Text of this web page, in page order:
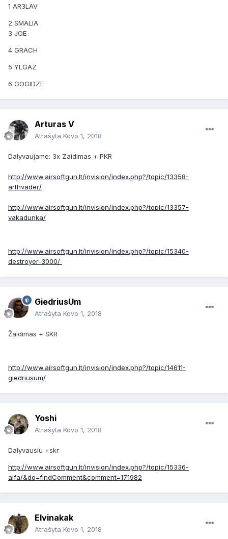
1 AR3LAV
2 SMALIA
3 JOE
4 GRACH
5 YLGAZ
6 GOGIDZE
Arturas V
Atrašyta Kovo 1, 2018
Dalyvaujame: 3x Zaidimas + PKR
http://www.airsoftgun.lt/invision/index.php?/topic/13358-
arthvader/
http://www.airsoftgun.lt/invision/index.php?/topic/13357-
vakadunka/
http://www.airsoftgun.lt/invision/index.php?/topic/15340-
destroyer-3000/
GiedriusUm
Atrašyta Kovo 1, 2018
Žaidimas + SKR
http://www.airsoftgun.lt/invision/index.php?/topic/14611-
giedriusum/
Yoshi
Atrašyta Kovo 1, 2018
Dalyvausiu +skr
http://www.airsoftgun.lt/invision/index.php?/topic/15336-
alfa/&do=findComment&comment=171982
Elvinakak
Atrašyta Kovo 1, 2018